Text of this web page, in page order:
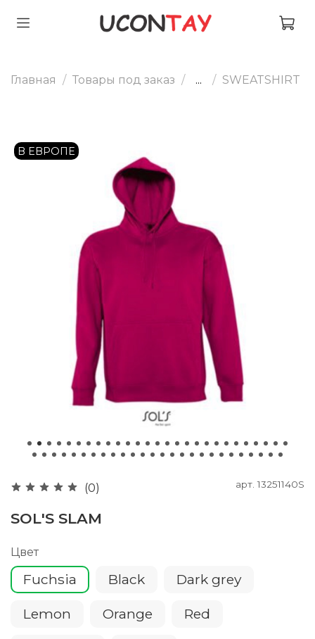
Главная Товары под заказ ... SWEATSHIRT
В ЕВРОПЕ
(0) арт.13251140S
SOL'S SLAM
Цвет
Fuchsia Black Dark grey
Lemon Orange Red